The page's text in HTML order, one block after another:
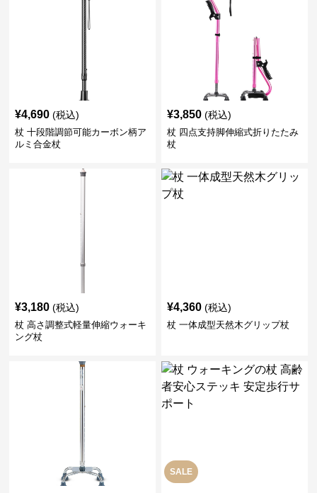
¥4,690 (税込)
杖 十段階調節可能カーボン柄ア
ルミ合金杖
¥3,850 (税込)
杖 四点支持脚伸縮式折りたたみ
杖
¥3,180 (税込)
杖 高さ調整式軽量伸縮ウォーキ
ング杖
¥4,360 (税込)
杖 一体成型天然木グリップ杖
SALE